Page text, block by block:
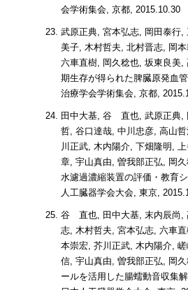
会学術集会, 京都, 2015.10.30
武原正典, 宮本弘志, 岡田泰行,
美子, 木村哲夫, 北村晋志, 岡
六車直樹, 岡久稔也, 坂東良美,
期生存が得られた脾臓原発血
治療学会学術集会, 京都,
田中大基, 谷 直也, 武原正典,
哲, 谷口達哉, 中川忠彦, 高山
川正武, 木内陽介, 下畑隆明,
章, 宇山真由, 曽我部正弘, 岡
水濾過濃縮装置の評価・教育
人工臓器学会大会, 東京,
谷 直也, 田中大基, 末内辰尚,
志, 木村哲夫, 宮本弘志, 六車
本崇宏, 芥川正武, 木内陽介,
信, 宇山真由, 曽我部正弘, 岡
ールを活用した腸蠕動音収集